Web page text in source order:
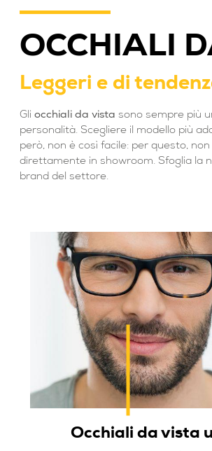
OCCHIALI
Leggeri e di
Gli occhiali da vista sono sempre più
personalità. Scegliere il modello più
però, non è così facile: per questo,
direttamente in showroom. Sfoglia la
brand del settore.
Occhiali da vista